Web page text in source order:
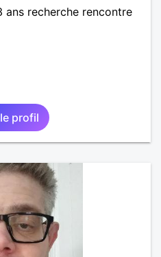
ans recherche rencontre
profil